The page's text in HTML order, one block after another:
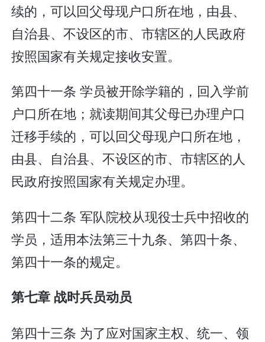
续的，可以回父母现户口所在地，由县、
自治县、不设区的市、市辖区的人民政府
按照国家有关规定接收安置。
第四十一条 学员被开除学籍的，回入学前
户口所在地；就读期间其父母已办理户口
迁移手续的，可以回父母现户口所在地，
由县、自治县、不设区的市、市辖区的人
民政府按照国家有关规定办理。
第四十二条 军队院校从现役士兵中招收的
学员，适用本法第三十九条、第四十条、
第四十一条的规定。
第七章 战时兵员动员
第四十三条 为了应对国家主权、统一、领